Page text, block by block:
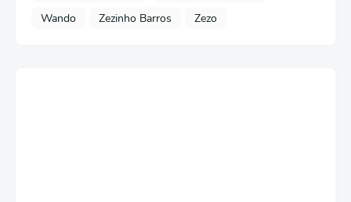
Wando
Zezinho Barros Zezo